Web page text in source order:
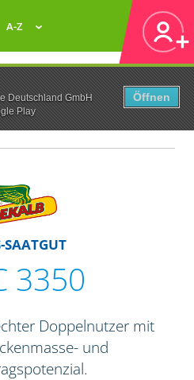
Deutschland GmbH
Play
Öffnen
A-Z
SAATGUT
3350
Doppelnutzer mit
und